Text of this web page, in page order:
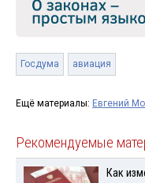
Госдума авиация
Ещё материалы: Евгений
Рекомендуемые
Как